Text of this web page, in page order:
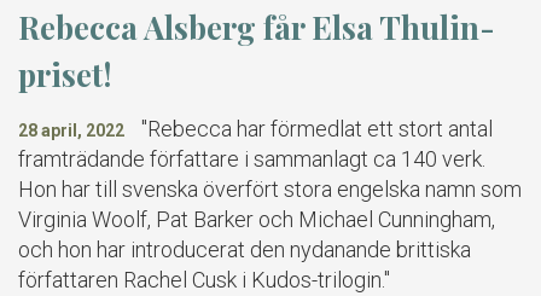
Rebecca Alsberg får Elsa Thulin-
priset!
28 april, 2022
"Rebecca har förmedlat ett stort antal
framträdande författare i sammanlagt ca 140 verk.
Hon har till svenska överfört stora engelska namn som
Virginia Woolf, Pat Barker och Michael Cunningham,
och hon har introducerat den nydanande brittiska
författaren Rachel Cusk i Kudos-trilogin."